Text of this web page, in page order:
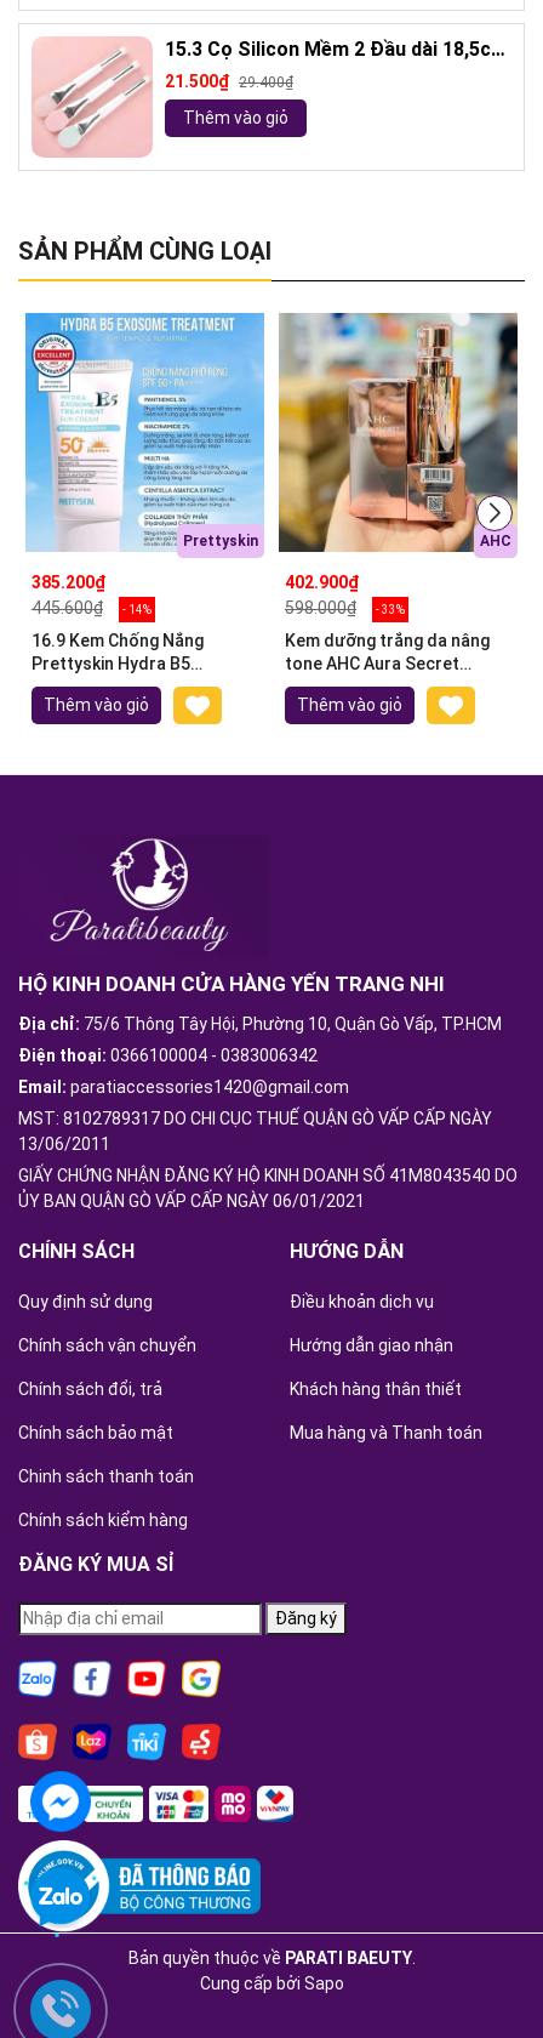
15.3 Cọ Silicon Mềm 2 Đầu dài 18,5cm
( ngẫu nhiên)
21.500₫ 29.400₫
Thêm vào giỏ
SẢN PHẨM CÙNG LOẠI
Prettyskin
385.200₫
445.600₫
- 14%
16.9 Kem Chống Nắng
Prettyskin Hydra B5
Exosome Treatment Sun
Cream SPF 50+/PA 50ml
Thêm vào giỏ
AHC
402.900₫
598.000₫
- 33%
Kem dưỡng trắng da nâng
tone AHC Aura Secret
Toneup Cream
SPF30/PA++50g
Thêm vào giỏ
HỘ KINH DOANH CỬA HÀNG YẾN TRANG NHI
Địa chỉ: 75/6 Thông Tây Hội, Phường 10, Quận Gò Vấp, TP.HCM
Điện thoại: 0366100004 - 0383006342
Email: paratiaccessories1420@gmail.com
MST: 8102789317 DO CHI CỤC THUẾ QUẬN GÒ VẤP CẤP NGÀY
13/06/2011
GIẤY CHỨNG NHẬN ĐĂNG KÝ HỘ KINH DOANH SỐ 41M8043540 DO
ỦY BAN QUẬN GÒ VẤP CẤP NGÀY 06/01/2021
CHÍNH SÁCH
Quy định sử dụng
Chính sách vận chuyển
Chính sách đổi, trả
Chính sách bảo mật
Chinh sách thanh toán
Chính sách kiểm hàng
HƯỚNG DẪN
Điều khoản dịch vụ
Hướng dẫn giao nhận
Khách hàng thân thiết
Mua hàng và Thanh toán
ĐĂNG KÝ MUA SỈ
Đăng ký
Bản quyền thuộc về PARATI BAEUTY.
Cung cấp bởi Sapo